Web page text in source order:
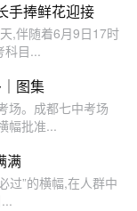
手捧鲜花迎接
,伴随着6月9日17时
科目...
图集
场。成都七中考场
幅批准...
满
过”的横幅,在人群中